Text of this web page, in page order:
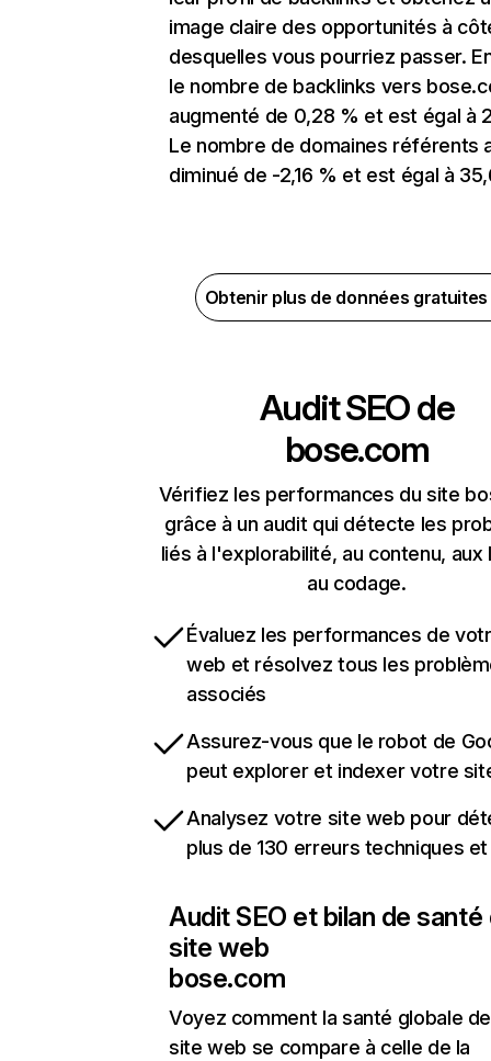
image claire des opportunités à
desquelles vous pourriez passer.
le nombre de backlinks vers
augmenté de 0,28 % et est égal à
Le nombre de domaines référents
diminué de -2,16 % et est égal à
Obtenir plus de données
Audit SEO de
bose.com
Vérifiez les performances du site
grâce à un audit qui détecte les
liés à l'explorabilité, au contenu, aux
au codage.
Évaluez les performances de
web et résolvez tous les
associés
Assurez-vous que le robot de
peut explorer et indexer votre
Analysez votre site web pour
plus de 130 erreurs techniques et
Audit SEO et bilan de santé
site web
bose.com
Voyez comment la santé globale
site web se compare à celle de la